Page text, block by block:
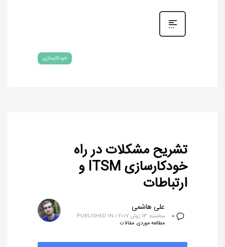
خودکارسازی
تشریح مشکلات در راه
خودکارسازی ITSM و
ارتباطات
0
علی هاشمی
سه‌شنبه, 13 ژوئن 2017 /
PUBLISHED IN
مطالعه موردی, مقالات